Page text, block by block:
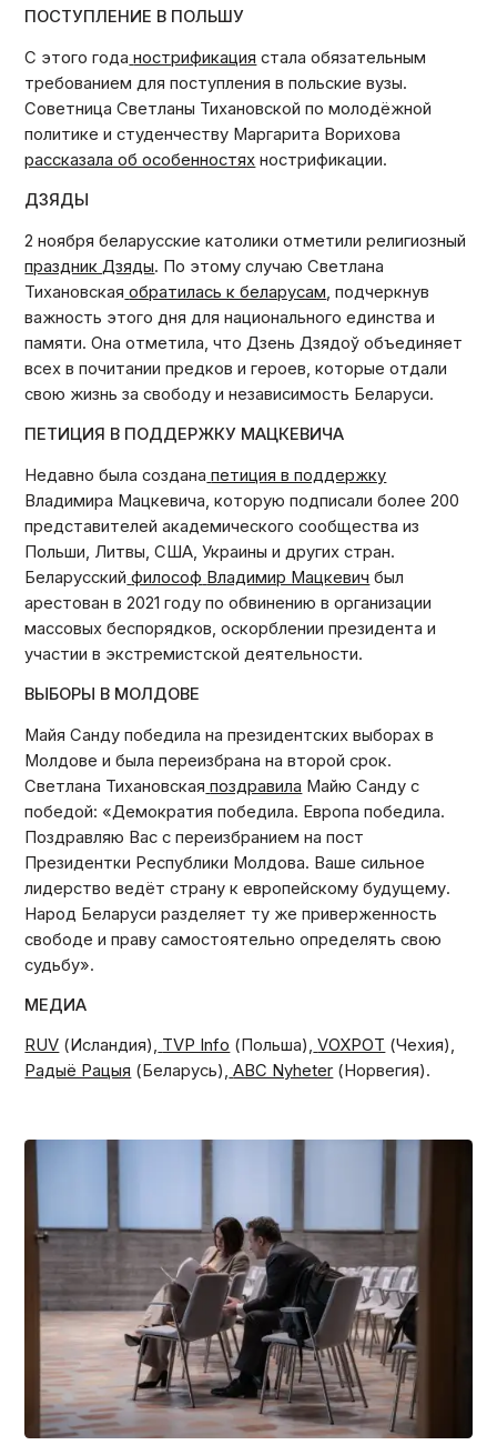
ПОСТУПЛЕНИЕ В ПОЛЬШУ
С этого года нострификация стала обязательным
требованием для поступления в польские вузы.
Советница Светланы Тихановской по молодёжной
политике и студенчеству Маргарита Ворихова
рассказала об особенностях нострификации.
ДЗЯДЫ
2 ноября беларусские католики отметили религиозный
праздник Дзяды. По этому случаю Светлана
Тихановская обратилась к беларусам, подчеркнув
важность этого дня для национального единства и
памяти. Она отметила, что Дзень Дзядоў объединяет
всех в почитании предков и героев, которые отдали
свою жизнь за свободу и независимость Беларуси.
ПЕТИЦИЯ В ПОДДЕРЖКУ МАЦКЕВИЧА
Недавно была создана петиция в поддержку
Владимира Мацкевича, которую подписали более 200
представителей академического сообщества из
Польши, Литвы, США, Украины и других стран.
Беларусский философ Владимир Мацкевич был
арестован в 2021 году по обвинению в организации
массовых беспорядков, оскорблении президента и
участии в экстремистской деятельности.
ВЫБОРЫ В МОЛДОВЕ
Майя Санду победила на президентских выборах в
Молдове и была переизбрана на второй срок.
Светлана Тихановская поздравила Майю Санду с
победой: «Демократия победила. Европа победила.
Поздравляю Вас с переизбранием на пост
Президентки Республики Молдова. Ваше сильное
лидерство ведёт страну к европейскому будущему.
Народ Беларуси разделяет ту же приверженность
свободе и праву самостоятельно определять свою
судьбу».
МЕДИА
RUV (Исландия), TVP Info (Польша), VOXPOT (Чехия),
Радыё Рацыя (Беларусь), ABC Nyheter (Норвегия).